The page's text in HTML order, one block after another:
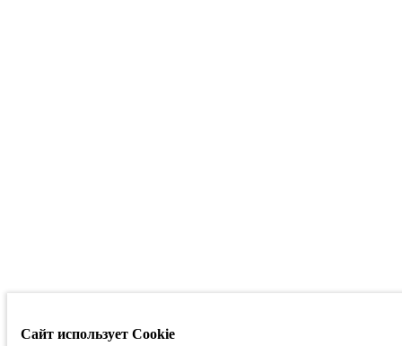
Сайт использует Cookie